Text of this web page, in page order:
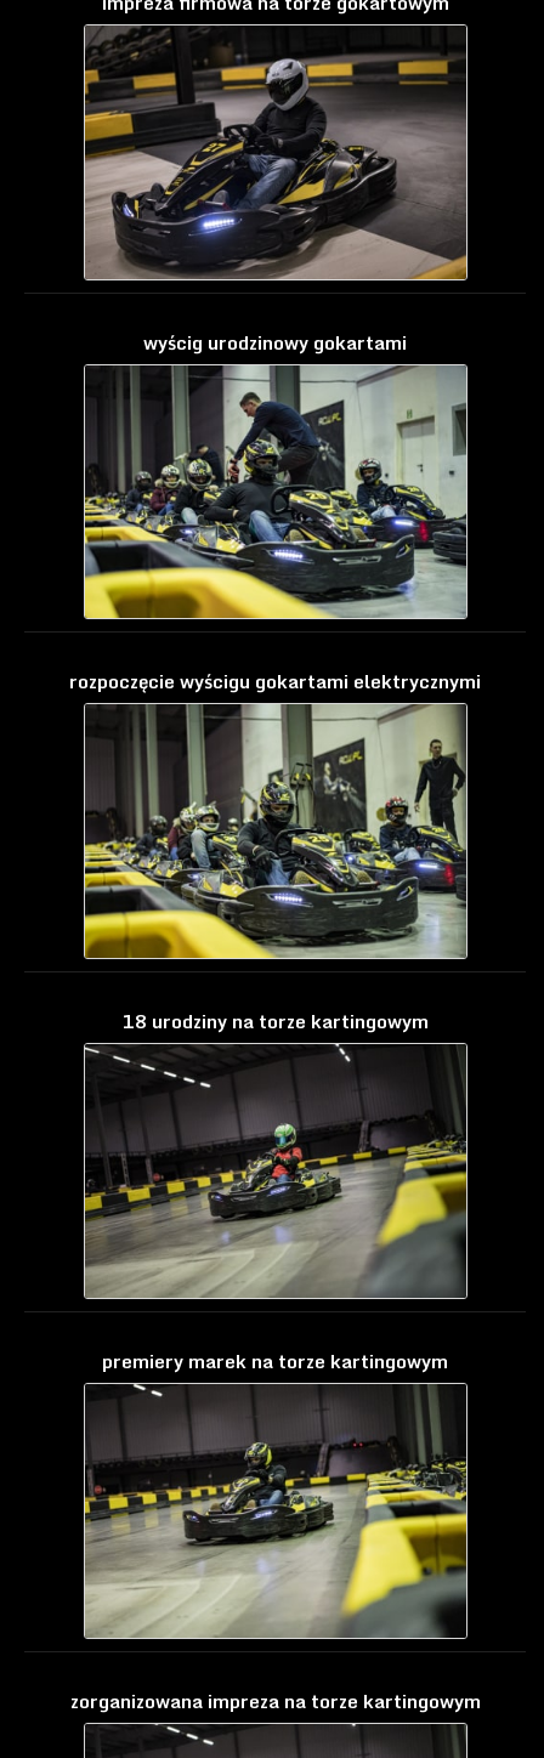
wyścig urodzinowy gokartami
rozpoczęcie wyścigu gokartami elektrycznymi
18 urodziny na torze kartingowym
premiery marek na torze kartingowym
zorganizowana impreza na torze kartingowym